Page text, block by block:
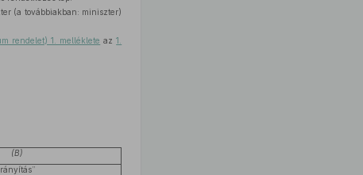
(a továbbiakban: miniszter)
rendelet) 1. melléklete az1.
(B)